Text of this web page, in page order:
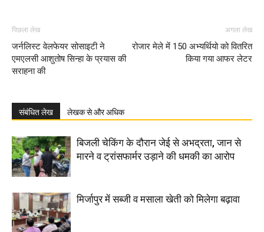
पिछला लेख
जर्नलिस्ट वेलफेयर सोसाइटी ने
एमएलसी आशुतोष सिन्हा के प्रयास की
सराहना की
अगला लेख
रोजार मेले में 150 अभ्यर्थियो को वितरित
किया गया आफर लेटर
संबंधित लेख लेखक से और अधिक
बिजली चेकिंग के दौरान जेई से अभद्रता, जान से
मारने व ट्रांसफार्मर उड़ाने की धमकी का आरोप
मिर्जापुर में सब्जी व मसाला खेती को मिलेगा बढ़ावा